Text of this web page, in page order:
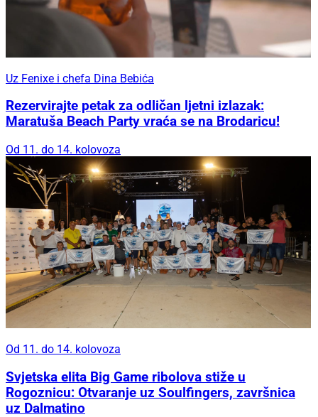
Uz Fenixe i chefa Dina Bebića
Rezervirajte petak za odličan ljetni izlazak:
Maratuša Beach Party vraća se na Brodaricu!
Od 11. do 14. kolovoza
Od 11. do 14. kolovoza
Svjetska elita Big Game ribolova stiže u
Rogoznicu: Otvaranje uz Soulfingers, završnica
uz Dalmatino